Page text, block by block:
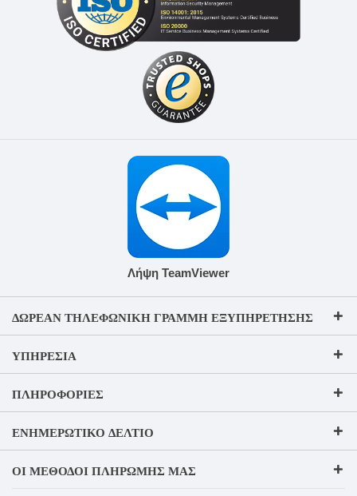
Λήψη TeamViewer
ΔΩΡΕΆΝ ΤΗΛΕΦΩΝΙΚΉ ΓΡΑΜΜΉ ΕΞΥΠΗΡΈΤΗΣΗΣ
ΥΠΗΡΕΣΊΑ
ΠΛΗΡΟΦΟΡΊΕΣ
ΕΝΗΜΕΡΩΤΙΚΌ ΔΕΛΤΊΟ
ΟΙ ΜΈΘΟΔΟΙ ΠΛΗΡΩΜΉΣ ΜΑΣ